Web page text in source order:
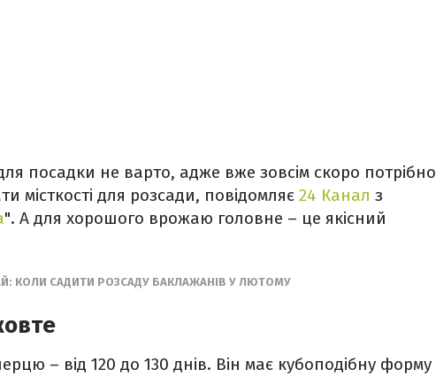
посадки не варто, адже вже зовсім скоро потрібно
місткості для розсади, повідомляє 24 Канал з
". А для хорошого врожаю головне – це якісний
КОЛИ САДИТИ РОЗСАДУ БАКЛАЖАНІВ У ЛЮТОМУ
– від 120 до 130 днів. Він має кубоподібну форму